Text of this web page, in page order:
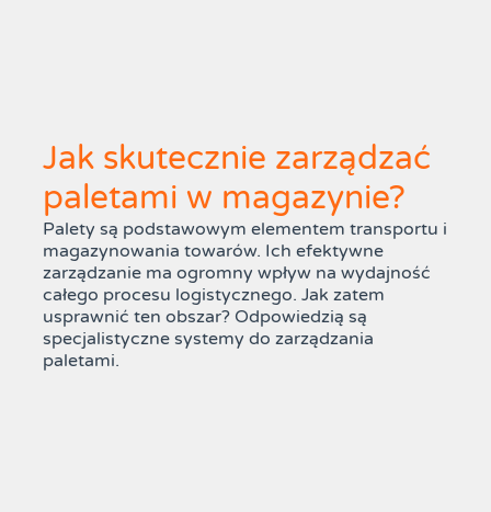
Jak skutecznie zarządzać
paletami w magazynie?
Palety są podstawowym elementem transportu i
magazynowania towarów. Ich efektywne
zarządzanie ma ogromny wpływ na wydajność
całego procesu logistycznego. Jak zatem
usprawnić ten obszar? Odpowiedzią są
specjalistyczne systemy do zarządzania
paletami.